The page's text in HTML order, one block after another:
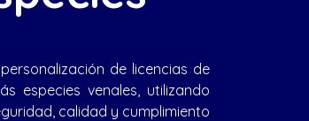
de licencias de
especies venales, utilizando
calidad y cumplimiento